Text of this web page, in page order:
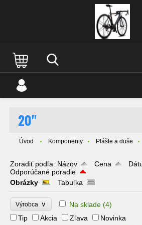
20"
Úvod Komponenty Plášte a duše
Zoradiť podľa: Názov Cena
Odporúčané poradie
Obrázky
Tabuľka
Výrobca ∨ Na sklade (4)
Tip
Akcia Zľava
Novinka